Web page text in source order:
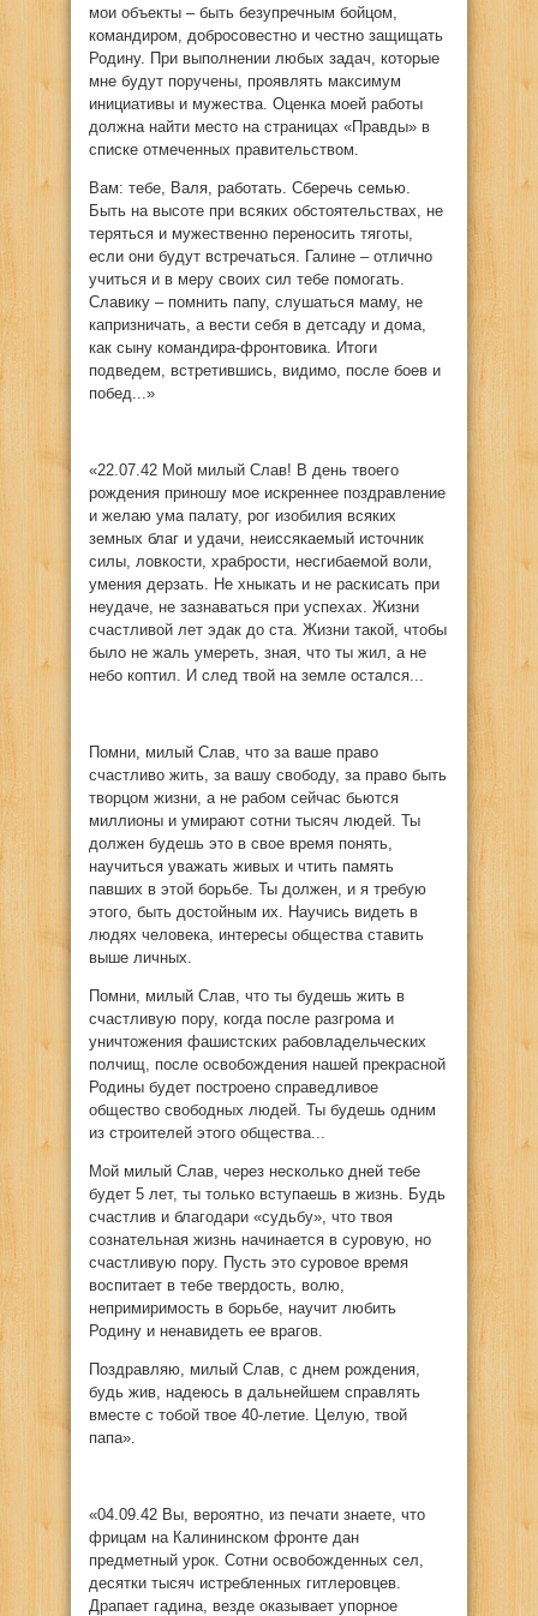
мои объекты – быть безупречным бойцом,
командиром, добросовестно и честно защищать
Родину. При выполнении любых задач, которые
мне будут поручены, проявлять максимум
инициативы и мужества. Оценка моей работы
должна найти место на страницах «Правды» в
списке отмеченных правительством.
Вам: тебе, Валя, работать. Сберечь семью.
Быть на высоте при всяких обстоятельствах, не
теряться и мужественно переносить тяготы,
если они будут встречаться. Галине – отлично
учиться и в меру своих сил тебе помогать.
Славику – помнить папу, слушаться маму, не
капризничать, а вести себя в детсаду и дома,
как сыну командира-фронтовика. Итоги
подведем, встретившись, видимо, после боев и
побед...»
«22.07.42 Мой милый Слав! В день твоего
рождения приношу мое искреннее поздравление
и желаю ума палату, рог изобилия всяких
земных благ и удачи, неиссякаемый источник
силы, ловкости, храбрости, несгибаемой воли,
умения дерзать. Не хныкать и не раскисать при
неудаче, не зазнаваться при успехах. Жизни
счастливой лет эдак до ста. Жизни такой, чтобы
было не жаль умереть, зная, что ты жил, а не
небо коптил. И след твой на земле остался...
Помни, милый Слав, что за ваше право
счастливо жить, за вашу свободу, за право быть
творцом жизни, а не рабом сейчас бьются
миллионы и умирают сотни тысяч людей. Ты
должен будешь это в свое время понять,
научиться уважать живых и чтить память
павших в этой борьбе. Ты должен, и я требую
этого, быть достойным их. Научись видеть в
людях человека, интересы общества ставить
выше личных.
Помни, милый Слав, что ты будешь жить в
счастливую пору, когда после разгрома и
уничтожения фашистских рабовладельческих
полчищ, после освобождения нашей прекрасной
Родины будет построено справедливое
общество свободных людей. Ты будешь одним
из строителей этого общества...
Мой милый Слав, через несколько дней тебе
будет 5 лет, ты только вступаешь в жизнь. Будь
счастлив и благодари «судьбу», что твоя
сознательная жизнь начинается в суровую, но
счастливую пору. Пусть это суровое время
воспитает в тебе твердость, волю,
непримиримость в борьбе, научит любить
Родину и ненавидеть ее врагов.
Поздравляю, милый Слав, с днем рождения,
будь жив, надеюсь в дальнейшем справлять
вместе с тобой твое 40-летие. Целую, твой
папа».
«04.09.42 Вы, вероятно, из печати знаете, что
фрицам на Калининском фронте дан
предметный урок. Сотни освобожденных сел,
десятки тысяч истребленных гитлеровцев.
Драпает гадина, везде оказывает упорное